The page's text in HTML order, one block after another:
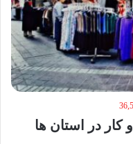
در استان ها